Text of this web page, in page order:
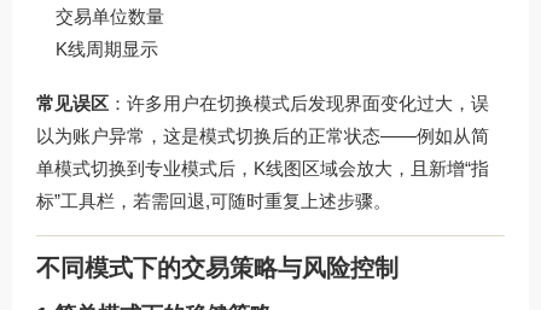
交易单位数量
K线周期显示
常见误区 ：许多用户在切换模式后发现界面变化过大，误
以为账户异常，这是模式切换后的正常状态——例如从简
单模式切换到专业模式后，K线图区域会放大，且新增“指
标”工具栏，若需回退,可随时重复上述步骤。
不同模式下的交易策略与风险控制